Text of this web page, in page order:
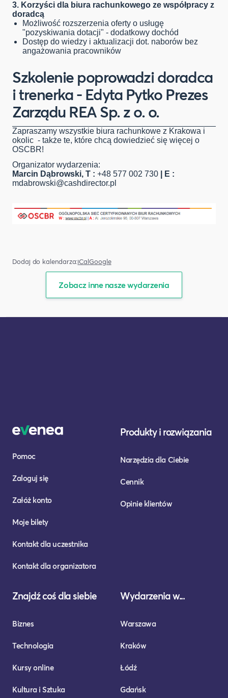
3. Korzyści dla biura rachunkowego ze współpracy z
doradcą
Możliwość rozszerzenia oferty o usługę
"pozyskiwania dotacji" - dodatkowy dochód
Dostęp do wiedzy i aktualizacji dot. naborów bez
angażowania pracowników
Szkolenie poprowadzi doradca
i trenerka - Edyta Pytko Prezes
Zarządu REA Sp. z o. o.
Zapraszamy wszystkie biura rachunkowe z Krakowa i
okolic - także te, które chcą dowiedzieć się więcej o
OSCBR!
Organizator wydarzenia:
Marcin Dąbrowski, T : +48 577 002 730
E :
mdabrowski@cashdirector.pl
Dodaj do kalendarza:iCalGoogle
Zobacz inne nasze wydarzenia
Pomoc
Zaloguj się
Załóż konto
Moje bilety
Kontakt dla uczestnika
Kontakt dla organizatora
Produkty i rozwiązania
Narzędzia dla Ciebie
Cennik
Opinie klientów
Znajdź coś dla siebie
Biznes
Technologia
Kursy online
Kultura i Sztuka
Wydarzenia w...
Warszawa
Kraków
Łódź
Gdańsk